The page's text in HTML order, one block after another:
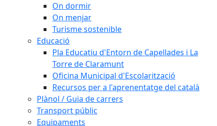
On dormir
On menjar
Turisme sostenible
Educació
Pla Educatiu d'Entorn de Capellades i La
Torre de Claramunt
Oficina Municipal d'Escolarització
Recursos per a l'aprenentatge del català
Plànol / Guia de carrers
Transport públic
Equipaments